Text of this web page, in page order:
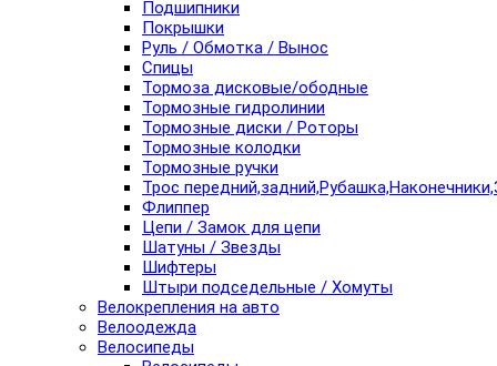
Подшипники
Покрышки
Руль / Обмотка / Вынос
Спицы
Тормоза дисковые/ободные
Тормозные гидролинии
Тормозные диски / Роторы
Тормозные колодки
Тормозные ручки
Трос
Флиппер
Цепи / Замок для цепи
Шатуны / Звезды
Шифтеры
Штыри подседельные / Хомуты
Велокрепления на авто
Велоодежда
Велосипеды